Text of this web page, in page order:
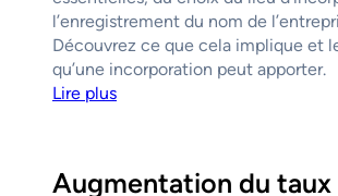
l’enregistrement du nom de
Découvrez ce que cela implique et
qu’une incorporation peut apporter.
Lire plus
Augmentation du taux